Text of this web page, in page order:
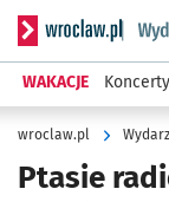
Serwis
WAKACJE Koncerty
wroclaw.pl
Ptasie